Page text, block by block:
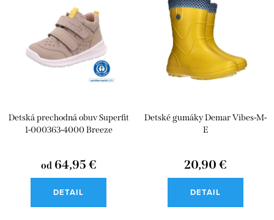
d
Abecedne
o
Detská prechodná obuv Superfit
1-000363-4000 Breeze
od 64,95 €
DETAIL
Detské gumáky Demar Vibes-M-
E
20,90 €
DETAIL